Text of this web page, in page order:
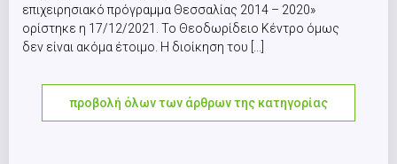
επιχειρησιακό πρόγραμμα Θεσσαλίας 2014 – 2020»
ορίστηκε η 17/12/2021. Το Θεοδωρίδειο Κέντρο όμως
δεν είναι ακόμα έτοιμο. Η διοίκηση του [...]
προβολή όλων των άρθρων της κατηγορίας